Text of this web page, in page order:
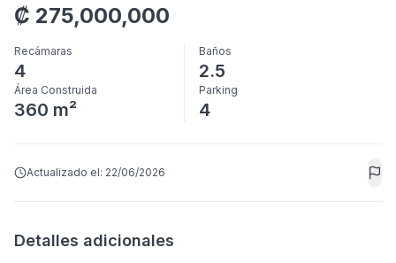
₡ 275,000,000
Recámaras
4
Baños
2.5
Área Construida
360 m²
Parking
4
Actualizado el: 22/06/2026
Detalles adicionales